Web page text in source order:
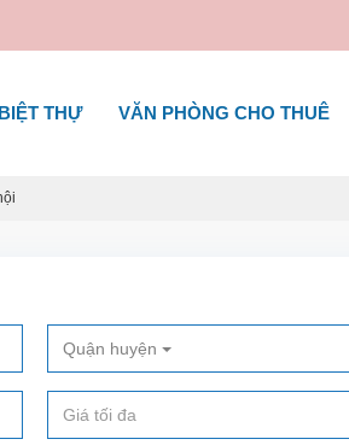
THỰ VĂN PHÒNG CHO THUÊ
Quận huyện